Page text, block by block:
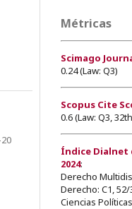
Métricas
Scimago
0.24 (Law: Q3)
Scopus Cite
0.6 (Law: Q3,
Índice Dialnet
2024:
Derecho
Derecho: C1, 52/
Ciencias